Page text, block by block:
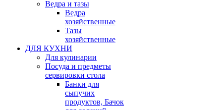
Ведра и тазы
Ведра
хозяйственные
Тазы
хозяйственные
ДЛЯ КУХНИ
Для кулинарии
Посуда и предметы
сервировки стола
Банки для
сыпучих
продуктов, Бачок